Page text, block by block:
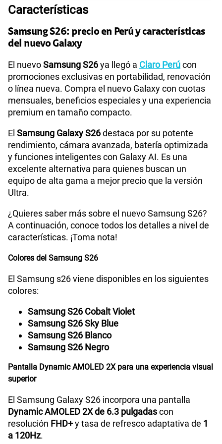
Paga solo S/159.90
Paga solo
185GB en alta velocidad
S/189.90
Paga solo
200GBen alta velocidad
Ver menos planes
Tecnología de Pantalla
Sistema operativo
Procesador Exynos 2600 (2nm)
WiFI
Cámara de fotos Principal
Cámara de fotos Frontal 12 MP
Capacidad Memoria Interna 256GB | 512GB
Capacidad Memoria RAM
Características
Samsung S26: precio en Perú y características
del nuevo Galaxy
El nuevoSamsung S26ya llegó a Claro Perúcon
promociones exclusivas en portabilidad, renovación
o línea nueva. Compra el nuevo Galaxy con cuotas
mensuales, beneficios especiales y una experiencia
premium en tamaño compacto.
El Samsung Galaxy S26destaca por su potente
rendimiento, cámara avanzada, batería optimizada
y funciones inteligentes con Galaxy AI. Es una
excelente alternativa para quienes buscan un
equipo de alta gama a mejor precio que la versión
Ultra.
¿Quieres saber más sobre el nuevo Samsung S26?
A continuación, conoce todos los detalles a nivel de
características. ¡Toma nota!
Colores del Samsung S26
El Samsung s26 viene disponibles en los siguientes
colores:
Samsung S26 Cobalt Violet
Samsung S26 Sky Blue
Samsung S26 Blanco
Samsung S26 Negro
Pantalla Dynamic AMOLED 2X para una experiencia visual
superior
El Samsung Galaxy S26 incorpora una pantalla
Dynamic AMOLED 2X de 6.3 pulgadascon
resolución FHD+y tasa de refresco adaptativa de 1
a 120Hz.